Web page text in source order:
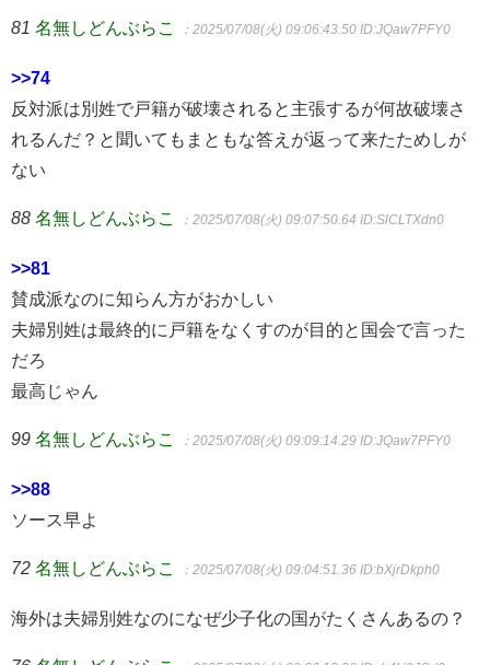
81 名無しどんぶらこ ：2025/07/08(火) 09:06:43.50 ID:JQaw7PFY0
>>74
反対派は別姓で戸籍が破壊されると主張するが何故破壊さ
れるんだ？と聞いてもまともな答えが返って来たためしが
ない
88 名無しどんぶらこ ：2025/07/08(火) 09:07:50.64 ID:SlCLTXdn0
>>81
賛成派なのに知らん方がおかしい
夫婦別姓は最終的に戸籍をなくすのが目的と国会で言った
だろ
最高じゃん
99 名無しどんぶらこ ：2025/07/08(火) 09:09:14.29 ID:JQaw7PFY0
>>88
ソース早よ
72 名無しどんぶらこ ：2025/07/08(火) 09:04:51.36 ID:bXjrDkph0
海外は夫婦別姓なのになぜ少子化の国がたくさんあるの？